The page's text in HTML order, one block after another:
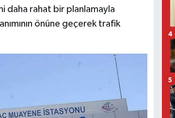
daha rahat bir planlamayla
önüne geçerek trafik
4
5